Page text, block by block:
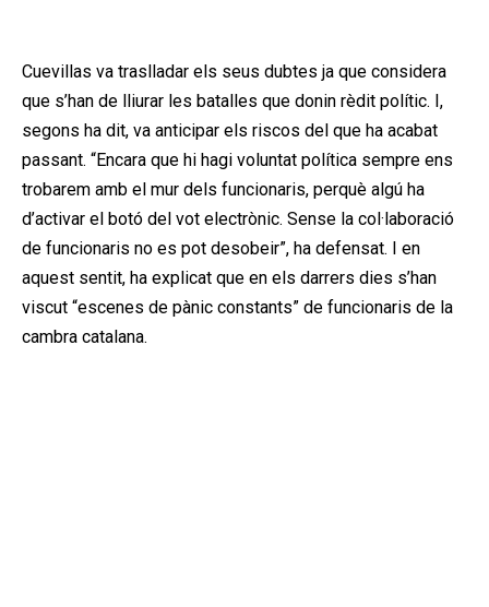
Cuevillas va traslladar els seus dubtes ja que considera
que s’han de lliurar les batalles que donin rèdit polític. I,
segons ha dit, va anticipar els riscos del que ha acabat
passant. “Encara que hi hagi voluntat política sempre ens
trobarem amb el mur dels funcionaris, perquè algú ha
d’activar el botó del vot electrònic. Sense la col·laboració
de funcionaris no es pot desobeir”, ha defensat. I en
aquest sentit, ha explicat que en els darrers dies s’han
viscut “escenes de pànic constants” de funcionaris de la
cambra catalana.